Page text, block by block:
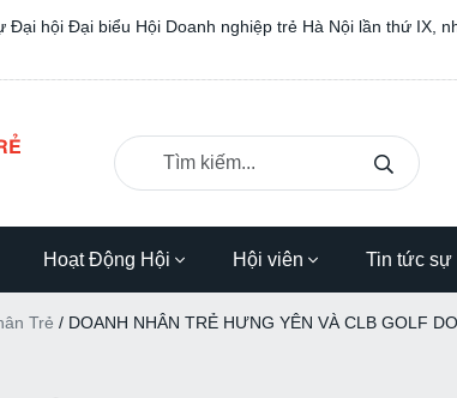
TRÌNH CÀ PHÊ DOANH NHÂN SÁNG THỨ BA NGÀY
Hoạt Động Hội Hội viên Tin tức sự
Trẻ / DOANH NHÂN TRẺ HƯNG YÊN VÀ CLB GOLF